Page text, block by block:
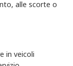
alle scorte o
in veicoli